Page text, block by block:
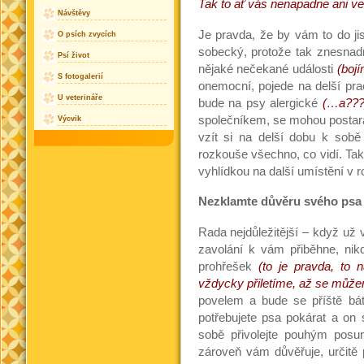
Tak to ať vás nenapadne ani
Je pravda, že by vám to do
sobecký, protože tak
nějaké nečekané události
onemocní, pojede na delší
bude na psy alergické
společníkem, se mohou
vzít si na delší dobu k
rozkouše všechno, co vidí.
vyhlídkou na další umístění v
Nezklamte důvěru svého psa
Rada nejdůležitější – když už
zavolání k vám přiběhne,
prohřešek (to je pravda, to
vždycky přiletíme, až se
povelem a bude se příště
potřebujete psa pokárat a
sobě přivolejte pouhým
zároveň vám důvěřuje,
Návštěvy
O psích zvycích
Psí život
S fotogalerií
U veterináře
Výcvik